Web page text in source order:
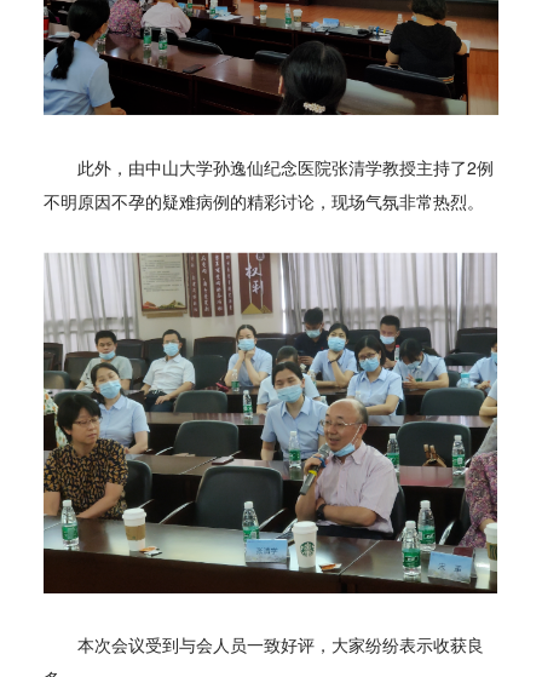
此外，由中山大学孙逸仙纪念医院张清学教授主持了2例
不明原因不孕的疑难病例的精彩讨论，现场气氛非常热烈。
本次会议受到与会人员一致好评，大家纷纷表示收获良